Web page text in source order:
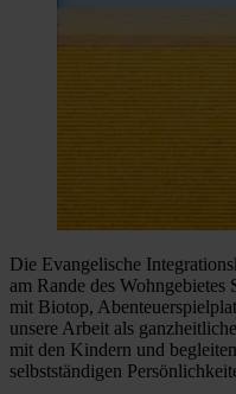
Die Evangelische
am Rande des
mit Biotop,
unsere Arbeit als
mit den Kindern und
selbstständigen